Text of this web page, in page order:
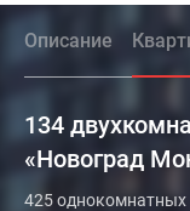
Описание
134
«Новоград
425 однокомнатных